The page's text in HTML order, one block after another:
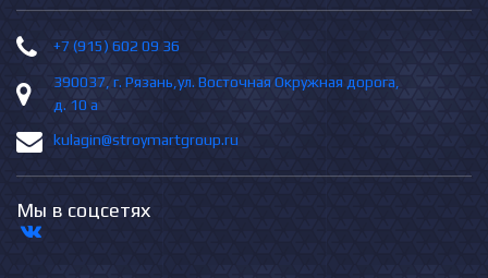
+7 (915) 602 09 36
390037, г. Рязань,ул. Восточная Окружная дорога,
д. 10 а
kulagin@stroymartgroup.ru
Мы в соцсетях